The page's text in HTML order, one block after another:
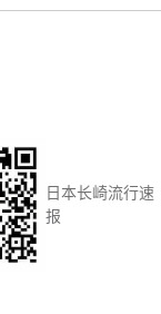
日本长崎流行速
报